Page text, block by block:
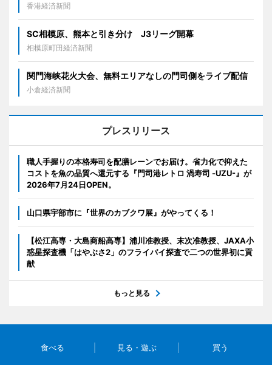
香港経済新聞
SC相模原、熊本と引き分け J3リーグ開幕
相模原町田経済新聞
関門海峡花火大会、無料エリアなしの門司側をライブ配信
小倉経済新聞
プレスリリース
職人手握りの本格寿司を配膳レーンでお届け。省力化で抑えた
コストを魚の品質へ還元する『門司港レトロ 渦寿司 -UZU-』が
2026年7月24日OPEN。
山口県宇部市に『世界のカブクワ展』がやってくる！
【松江高専・大島商船高専】浦川准教授、末次准教授、JAXA小
惑星探査機「はやぶさ2」のフライバイ探査で二つの世界初に貢
献
もっと見る
食べる 見る・遊ぶ 買う